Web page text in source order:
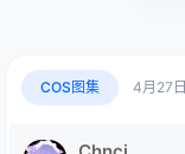
COS图集 4月27日